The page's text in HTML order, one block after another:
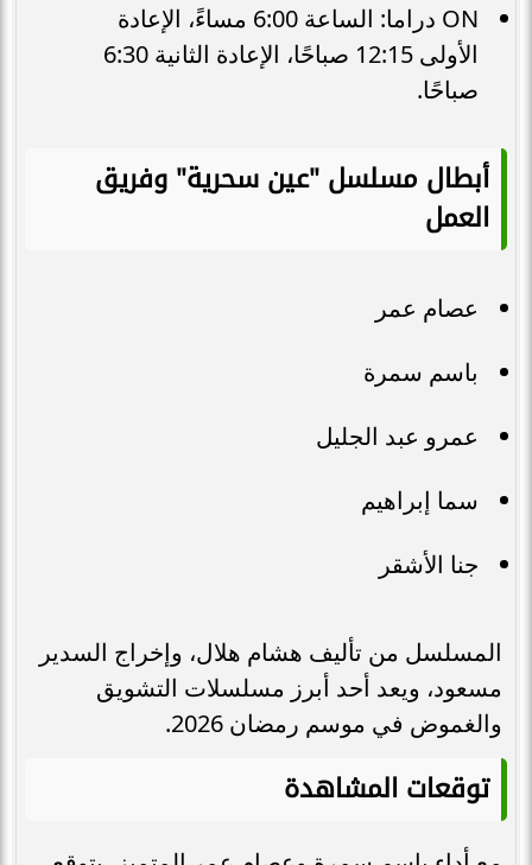
ON دراما: الساعة 6:00 مساءً، الإعادة
الأولى 12:15 صباحًا، الإعادة الثانية 6:30
صباحًا.
أبطال مسلسل "عين سحرية" وفريق
العمل
عصام عمر
باسم سمرة
عمرو عبد الجليل
سما إبراهيم
جنا الأشقر
المسلسل من تأليف هشام هلال، وإخراج السدير
مسعود، ويعد أحد أبرز مسلسلات التشويق
والغموض في موسم رمضان 2026.
توقعات المشاهدة